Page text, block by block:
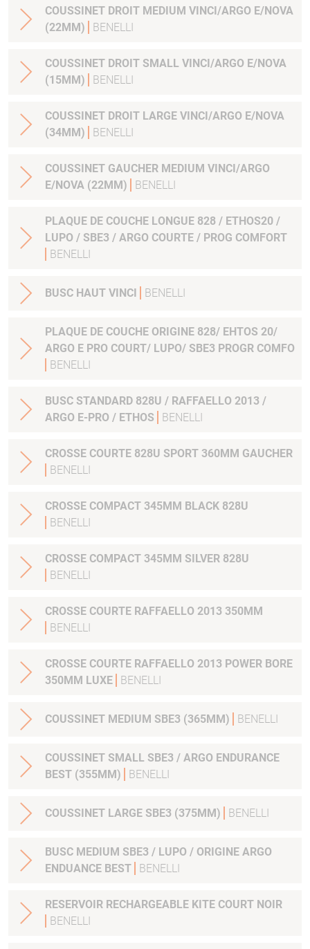
COUSSINET DROIT MEDIUM VINCI/ARGO E/NOVA
(22MM)
BENELLI
COUSSINET DROIT SMALL VINCI/ARGO E/NOVA
(15MM)
BENELLI
COUSSINET DROIT LARGE VINCI/ARGO E/NOVA
(34MM)
BENELLI
COUSSINET GAUCHER MEDIUM VINCI/ARGO
E/NOVA (22MM)
BENELLI
PLAQUE DE COUCHE LONGUE 828 / ETHOS20 /
LUPO / SBE3 / ARGO COURTE / PROG COMFORT
BENELLI
BUSC HAUT VINCI BENELLI
PLAQUE DE COUCHE ORIGINE 828/ EHTOS 20/
ARGO E PRO COURT/ LUPO/ SBE3 PROGR COMFO
BENELLI
BUSC STANDARD 828U / RAFFAELLO 2013 /
ARGO E-PRO / ETHOS
BENELLI
CROSSE COURTE 828U SPORT 360MM GAUCHER
BENELLI
CROSSE COMPACT 345MM BLACK 828U
BENELLI
CROSSE COMPACT 345MM SILVER 828U
BENELLI
CROSSE COURTE RAFFAELLO 2013 350MM
BENELLI
CROSSE COURTE RAFFAELLO 2013 POWER BORE
350MM LUXE
BENELLI
COUSSINET MEDIUM SBE3 (365MM) BENELLI
COUSSINET SMALL SBE3 / ARGO ENDURANCE
BEST (355MM)
BENELLI
COUSSINET LARGE SBE3 (375MM) BENELLI
BUSC MEDIUM SBE3 / LUPO / ORIGINE ARGO
ENDUANCE BEST
BENELLI
RESERVOIR RECHARGEABLE KITE COURT NOIR
BENELLI